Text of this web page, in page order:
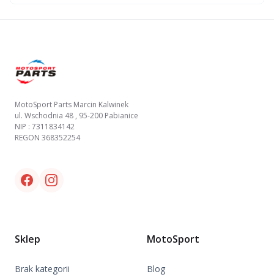
MotoSport Parts Marcin Kalwinek
ul. Wschodnia 48 , 95-200 Pabianice
NIP : 7311834142
REGON 368352254
Facebook link
Instagram link
Sklep
Brak kategorii
MotoSport
Blog